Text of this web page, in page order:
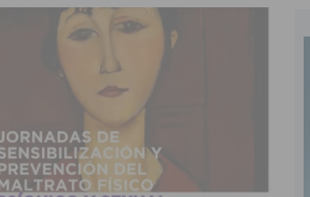
Alicante en Las Colinas
Pascual Andreu
COMARCA
de alta gama mediante la